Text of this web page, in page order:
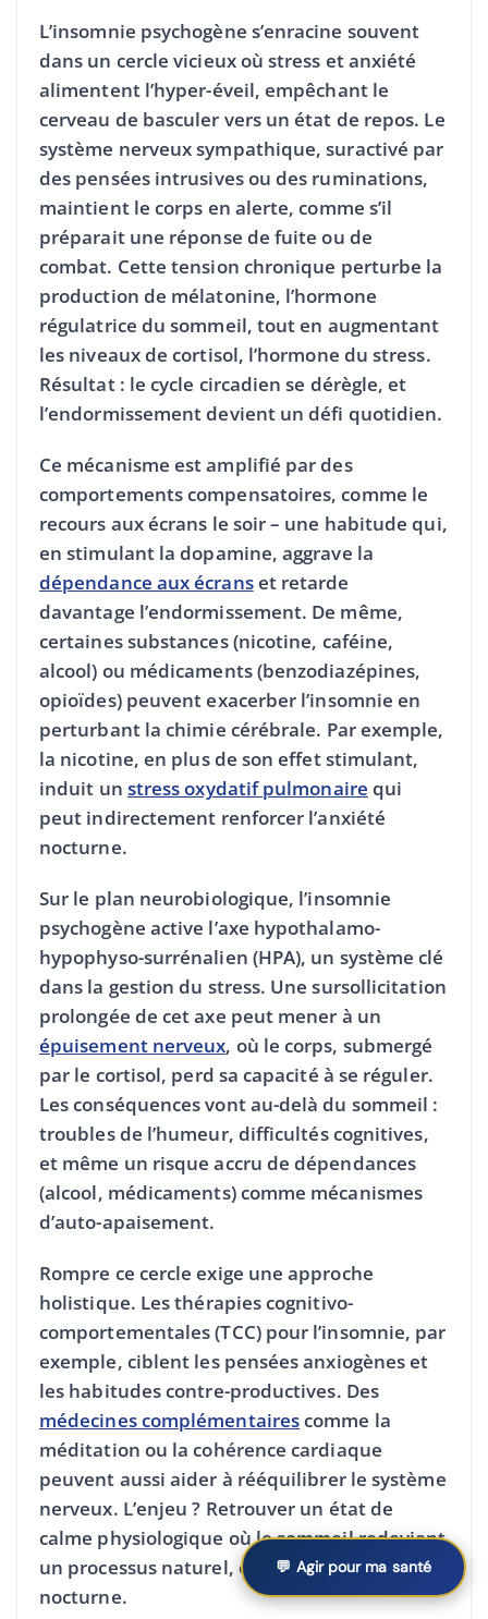
L’insomnie psychogène s’enracine souvent
dans un cercle vicieux où stress et anxiété
alimentent l’hyper-éveil, empêchant le
cerveau de basculer vers un état de repos. Le
système nerveux sympathique, suractivé par
des pensées intrusives ou des ruminations,
maintient le corps en alerte, comme s’il
préparait une réponse de fuite ou de
combat. Cette tension chronique perturbe la
production de mélatonine, l’hormone
régulatrice du sommeil, tout en augmentant
les niveaux de cortisol, l’hormone du stress.
Résultat : le cycle circadien se dérègle, et
l’endormissement devient un défi quotidien.
Ce mécanisme est amplifié par des
comportements compensatoires, comme le
recours aux écrans le soir – une habitude qui,
en stimulant la dopamine, aggrave la
dépendance aux écranset retarde
davantage l’endormissement. De même,
certaines substances (nicotine, caféine,
alcool) ou médicaments (benzodiazépines,
opioïdes) peuvent exacerber l’insomnie en
perturbant la chimie cérébrale. Par exemple,
la nicotine, en plus de son effet stimulant,
induit un stress oxydatif pulmonaire qui
peut indirectement renforcer l’anxiété
nocturne.
Sur le plan neurobiologique, l’insomnie
psychogène active l’axe hypothalamo-
hypophyso-surrénalien (HPA), un système clé
dans la gestion du stress. Une sursollicitation
prolongée de cet axe peut mener à un
épuisement nerveux, où le corps, submergé
par le cortisol, perd sa capacité à se réguler.
Les conséquences vont au-delà du sommeil :
troubles de l’humeur, difficultés cognitives,
et même un risque accru de dépendances
(alcool, médicaments) comme mécanismes
d’auto-apaisement.
Rompre ce cercle exige une approche
holistique. Les thérapies cognitivo-
comportementales (TCC) pour l’insomnie, par
exemple, ciblent les pensées anxiogènes et
les habitudes contre-productives. Des
médecines complémentairescomme la
méditation ou la cohérence cardiaque
peuvent aussi aider à rééquilibrer le système
nerveux. L’enjeu ? Retrouver un état de
calme physiologique où le sommeil redevient
un processus naturel, et non une bataille
nocturne.
💬 Agir pour ma santé